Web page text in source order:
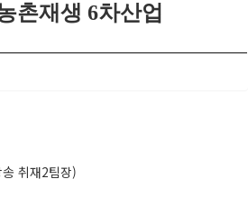
촌재생 6차산업
취재2팀장)